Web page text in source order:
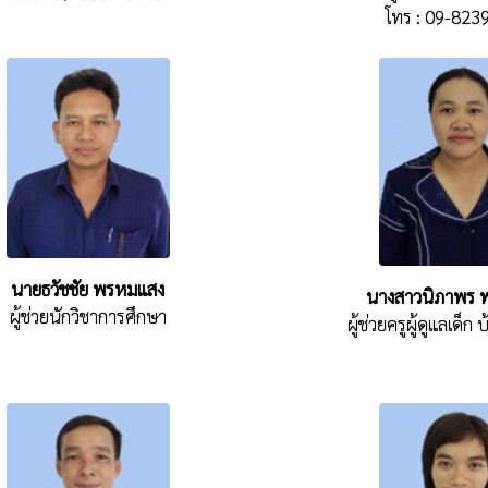
โทร : 09-
นายธวัชชัย พรหมแสง
ผู้ช่วยนักวิชาการศึกษา
นางสาวนิภาพร
ผู้ช่วยครูผู้ดูแลเด็ก